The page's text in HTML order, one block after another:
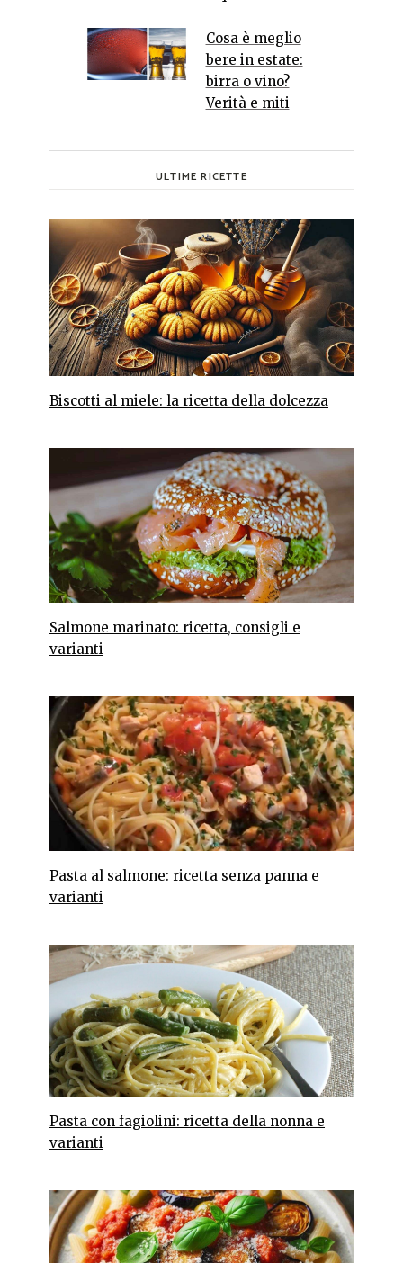
Cosa è meglio
bere in estate:
birra o vino?
Verità e miti
ULTIME RICETTE
Biscotti al miele: la ricetta della dolcezza
Salmone marinato: ricetta, consigli e
varianti
Pasta al salmone: ricetta senza panna e
varianti
Pasta con fagiolini: ricetta della nonna e
varianti